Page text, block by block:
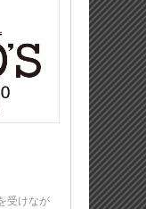
受けなが